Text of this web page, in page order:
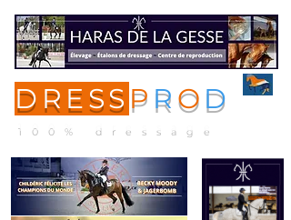
DRESS P R O D
100% dressage